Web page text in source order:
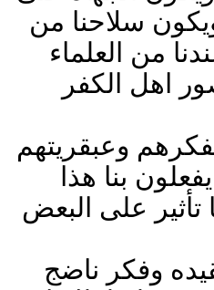
سلاحنا من
من العلماء
اهل الكفر
وعبقريتهم
بنا هذا
تأثير على البعض
وفكر ناضج